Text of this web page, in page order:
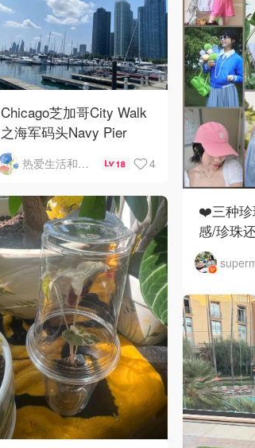
❤️三种珍
感/珍珠
Chicago芝加哥City Walk
之海军码头Navy Pier
热爱生活和自由的轻舞飞扬 18 4